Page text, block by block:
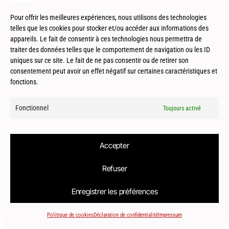
Pour offrir les meilleures expériences, nous utilisons des technologies
telles que les cookies pour stocker et/ou accéder aux informations des
appareils. Le fait de consentir à ces technologies nous permettra de
traiter des données telles que le comportement de navigation ou les ID
uniques sur ce site. Le fait de ne pas consentir ou de retirer son
consentement peut avoir un effet négatif sur certaines caractéristiques et
fonctions.
Fonctionnel Toujours activé
Accepter
Refuser
Enregistrer les préférences
Politique de cookiesDéclaration de confidentialitéImpressum
Le2bis Atelier | Architecte Toulouse-Montpellier-Biarritz